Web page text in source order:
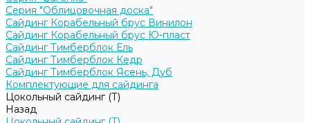
Серия "Облицовочная доска"
Сайдинг Корабельный брус Винилон
Сайдинг Корабельный брус Ю-пласт
Сайдинг Тимберблок Ель
Сайдинг Тимберблок Кедр
Сайдинг Тимберблок Ясень, Дуб
Комплектующие для сайдинга
Цокольный сайдинг (Т)
Назад